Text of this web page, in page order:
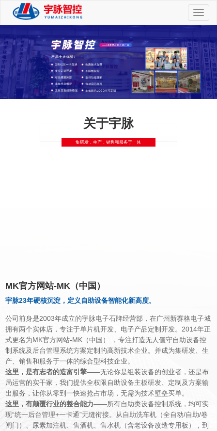
切
换
航
MK官方网站-MK（中国）
宇脉23年硬核沉淀，定义自助设备智能化新高度。
公司前身是2003年成立的宇脉电子石牌经营部，在广州新赛格电子城
拥有两个实体店，专注于单片机开发、电子产品定制开发。 2014年正
式更名为MK官方网站-MK（中国） ，专注打造无人值守自助设备控
制系统及后台管理系统方案定制的高新技术企业。并成为集研发、生
产、销售和服务于一体的综合型科技企业。
这里，是有志者的造富引擎——无论你是组装设备的创业者，还是布
局运营的实干家，我们提供全权限自助设备主板研发、定制及方案输
出服务，让你从零到一快速抢占市场，无需为技术壁垒买单。
这里，有颠覆行业的整合能力——所有自助类设备控制系统，均可实
现“统一后台管理+一卡通”无缝衔接。从自助洗车机（全自动/自助/卷
闸门）、尿素加注机、售酒机、售水机（含老设备改造专用板），到